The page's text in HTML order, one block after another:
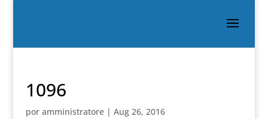
1096
por amministratore| Aug 26, 2016